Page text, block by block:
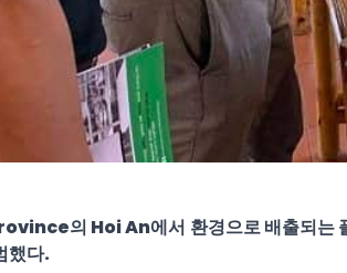
의 Hoi An에서 환경으로 배출되는
했다.